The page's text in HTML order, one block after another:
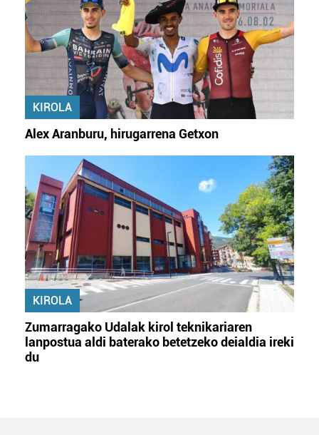
KIROLA
Alex Aranburu, hirugarrena Getxon
KIROLA
Zumarragako Udalak kirol teknikariaren
lanpostua aldi baterako betetzeko deialdia ireki
du